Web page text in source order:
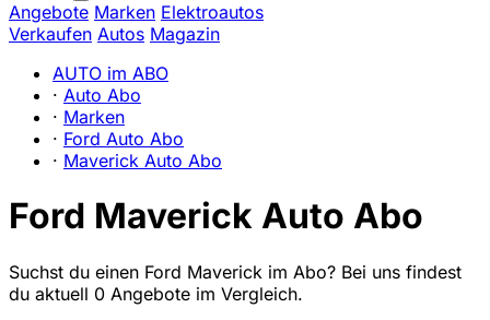
Angebote Marken Elektroautos
Verkaufen Autos Magazin
AUTO im ABO
· Auto Abo
· Marken
· Ford Auto Abo
· Maverick Auto Abo
Ford Maverick Auto Abo
Suchst du einen Ford Maverick im Abo? Bei uns findest
du aktuell 0 Angebote im Vergleich.